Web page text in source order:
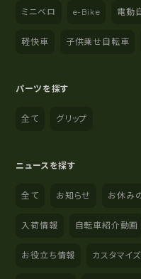
ミニベロ e-Bike 電動
軽快車 子供乗せ自転車
パーツを探す
全て グリップ
ニュースを探す
全て お知らせ お休み
入荷情報 自転車紹介動画
お役立ち情報 カスタマイズ